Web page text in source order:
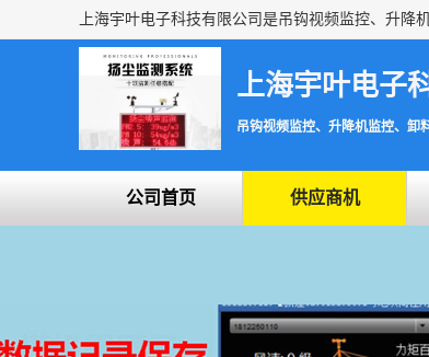
上海宇叶电子
吊钩视频监控、升降机监控、卸
公司首页 供应商机